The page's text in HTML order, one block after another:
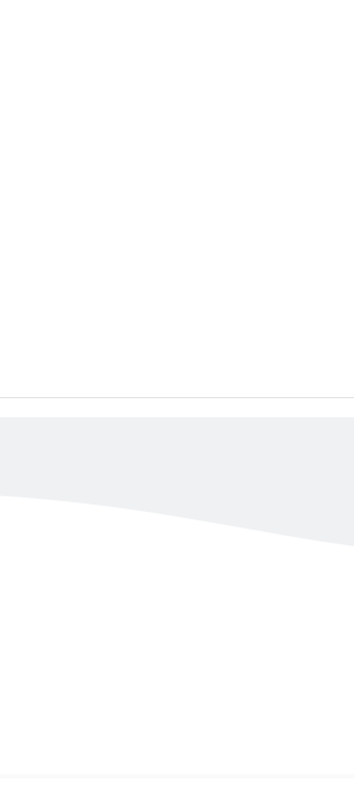
kora